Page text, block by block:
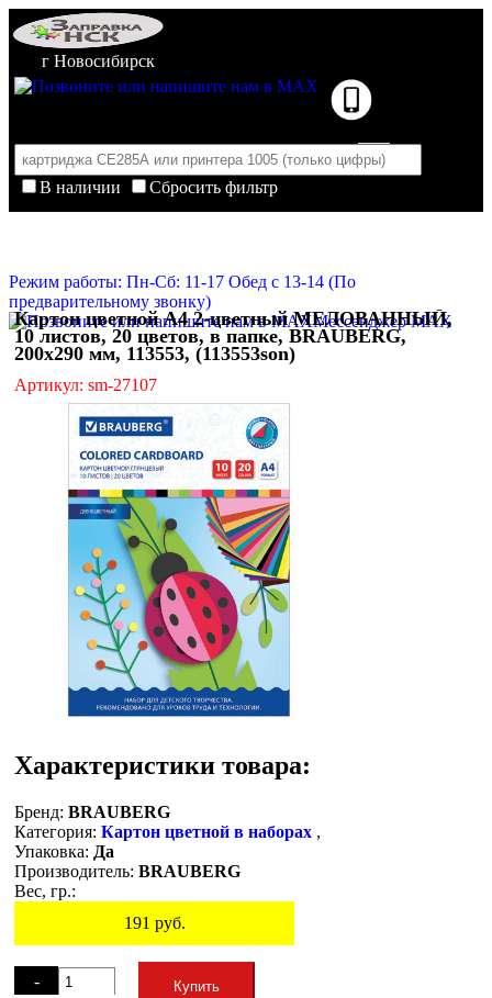
г Новосибирск
В наличии
Сбросить фильтр
Корзина пуста
Режим работы: Пн-Сб: 11-17 Обед с 13-14 (По
предварительному звонку)
Мессенджер MAX
Картон цветной А4 2-цветный МЕЛОВАННЫЙ,
10 листов, 20 цветов, в папке, BRAUBERG,
200х290 мм, 113553, (113553son)
Артикул: sm-27107
Характеристики товара:
Бренд: BRAUBERG
Категория: Картон цветной в наборах ,
Упаковка: Да
Производитель: BRAUBERG
Вес, гр.:
191 руб.
-
Купить